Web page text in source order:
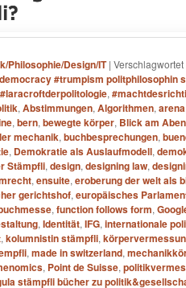
Philosophie/Design/IT | Verschlagwortet
#trumpism politphilosophin
#laracroftderpolitologie,
, Abstimmungen, Algorithmen, arena
, bern, bewegte körper, Blick am
mechanik, buchbesprechungen,
, Demokratie als Auslaufmodell,
Stämpfli, design, designing law,
, ensuite, eroberung der welt als
gerichtshof, europäisches
, function follows form,
, Identität, IFG, internationale
, kolumnistin stämpfli,
, made in switzerland,
, Point de Suisse,
stämpfli bücher zu